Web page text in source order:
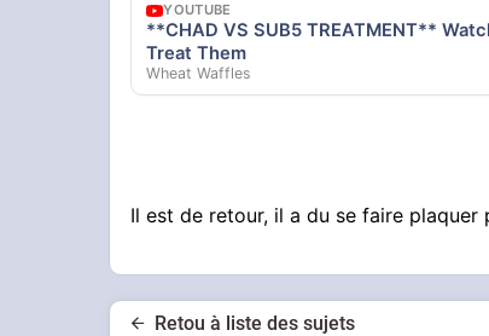
YOUTUBE
**CHAD VS SUB5 TREATMENT**
Treat Them
Wheat Waffles
Il est de retour, il a du se faire
Retou à liste des sujets